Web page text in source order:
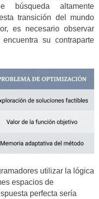
búsqueda altamente
transición del mundo
es necesario observar
su contraparte
utilizar la lógica
espacios de
perfecta sería